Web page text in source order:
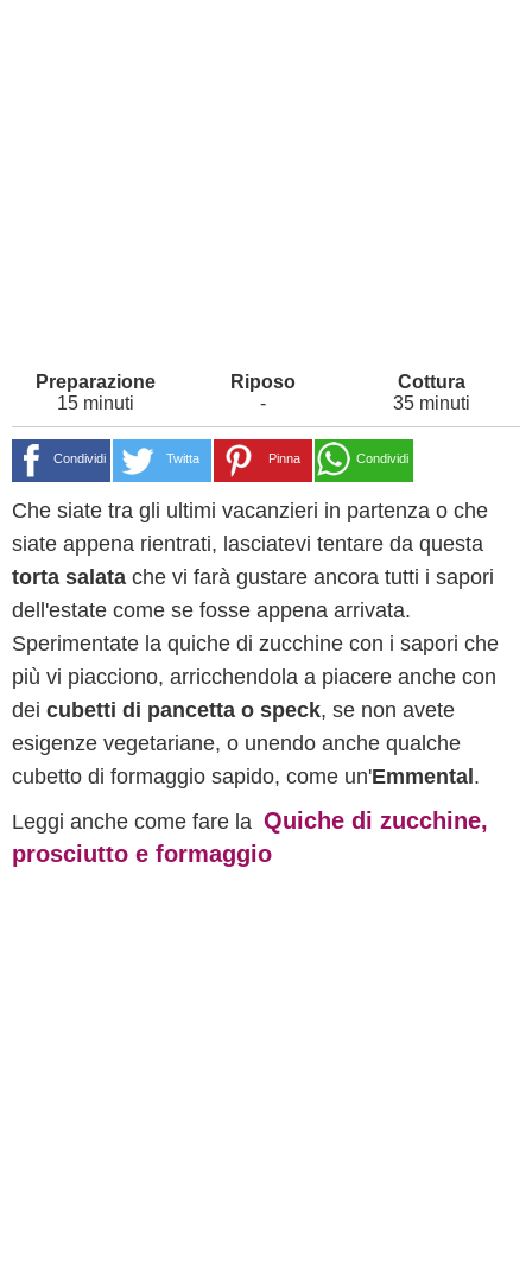
15 minuti - 35 minuti
Condividi Twitta Pinna Condividi
Che siate tra gli ultimi vacanzieri in partenza o che
siate appena rientrati, lasciatevi tentare da questa
torta salata che vi farà gustare ancora tutti i sapori
dell'estate come se fosse appena arrivata.
Sperimentate la quiche di zucchine con i sapori che
più vi piacciono, arricchendola a piacere anche con
dei cubetti di pancetta o speck, se non avete
esigenze vegetariane, o unendo anche qualche
cubetto di formaggio sapido, come un'Emmental .
Leggi anche come fare la Quiche di zucchine,
prosciutto e formaggio